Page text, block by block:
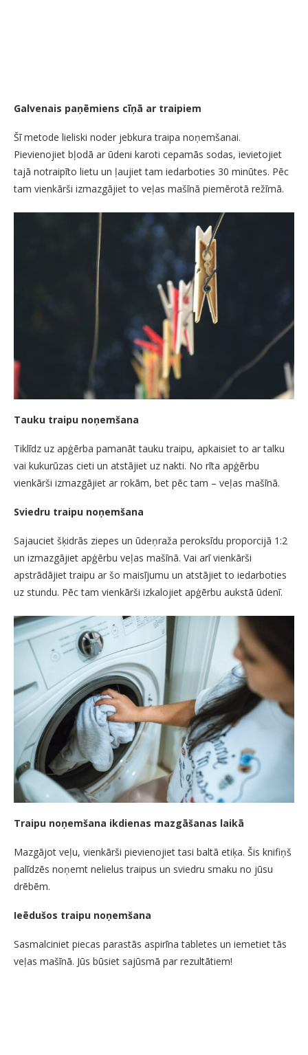
Galvenais paņēmiens cīņā ar traipiem
Šī metode lieliski noder jebkura traipa noņemšanai.
Pievienojiet bļodā ar ūdeni karoti cepamās sodas, ievietojiet
tajā notraipīto lietu un ļaujiet tam iedarboties 30 minūtes. Pēc
tam vienkārši izmazgājiet to veļas mašīnā piemērotā režīmā.
Tauku traipu noņemšana
Tiklīdz uz apģērba pamanāt tauku traipu, apkaisiet to ar talku
vai kukurūzas cieti un atstājiet uz nakti. No rīta apģērbu
vienkārši izmazgājiet ar rokām, bet pēc tam – veļas mašīnā.
Sviedru traipu noņemšana
Sajauciet šķidrās ziepes un ūdeņraža peroksīdu proporcijā 1:2
un izmazgājiet apģērbu veļas mašīnā. Vai arī vienkārši
apstrādājiet traipu ar šo maisījumu un atstājiet to iedarboties
uz stundu. Pēc tam vienkārši izkalojiet apģērbu aukstā ūdenī.
Traipu noņemšana ikdienas mazgāšanas laikā
Mazgājot veļu, vienkārši pievienojiet tasi baltā etiķa. Šis knifiņš
palīdzēs noņemt nelielus traipus un sviedru smaku no jūsu
drēbēm.
Ieēdušos traipu noņemšana
Sasmalciniet piecas parastās aspirīna tabletes un iemetiet tās
veļas mašīnā. Jūs būsiet sajūsmā par rezultātiem!